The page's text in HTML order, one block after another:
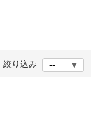
絞り込み